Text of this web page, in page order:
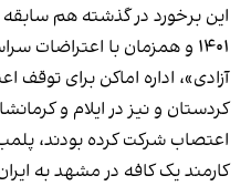
این برخورد در گذشته هم
۱۴۰۱ و همزمان با اعتراضات
آزادی»، اداره اماکن برای
کردستان و نیز در ایلام و
اعتصاب شرکت کرده بودند،
کارمند یک کافه در مشهد به